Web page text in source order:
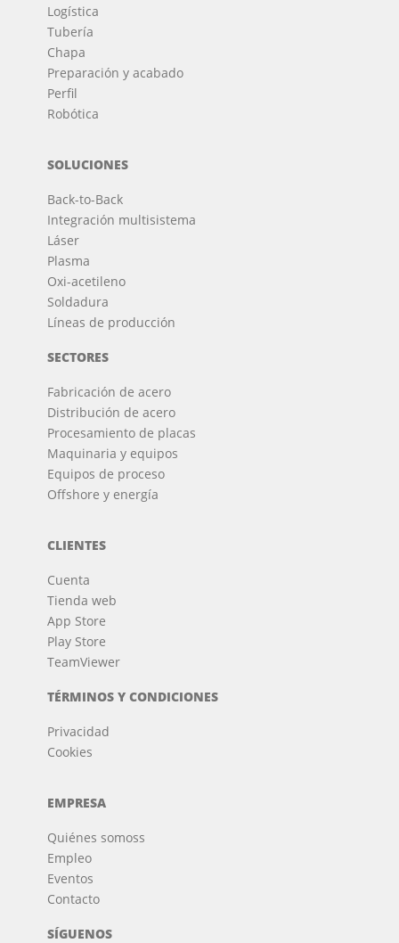
Logística
Tubería
Chapa
Preparación y acabado
Perfil
Robótica
SOLUCIONES
Back-to-Back
Integración multisistema
Láser
Plasma
Oxi-acetileno
Soldadura
Líneas de producción
SECTORES
Fabricación de acero
Distribución de acero
Procesamiento de placas
Maquinaria y equipos
Equipos de proceso
Offshore y energía
CLIENTES
Cuenta
Tienda web
App Store
Play Store
TeamViewer
TÉRMINOS Y CONDICIONES
Privacidad
Cookies
EMPRESA
Quiénes somoss
Empleo
Eventos
Contacto
SÍGUENOS